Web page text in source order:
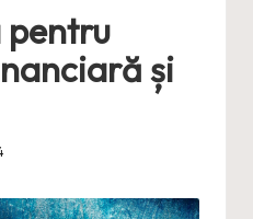
pentru
și